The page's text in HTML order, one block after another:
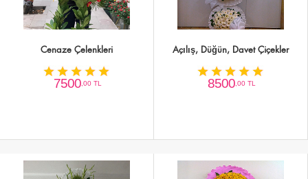
Cenaze Çelenkleri
7500,00 TL
Açılış, Düğün, Davet Çiçekler
8500,00 TL